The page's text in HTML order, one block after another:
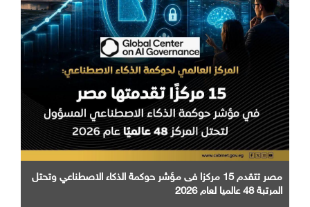
مصر تتقدم 15 مركزا فى مؤشر حوكمة الذكاء الاصطناعي وتحتل
المرتبة 48 عالميا لعام 2026